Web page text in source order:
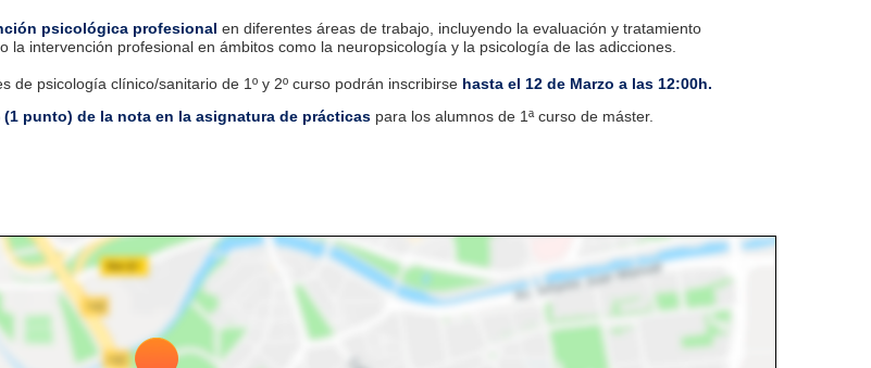
psicológica profesional en diferentes áreas de trabajo, incluyendo la evaluación y tratamiento
intervención profesional en ámbitos como la neuropsicología y la psicología de las adicciones.
psicología clínico/sanitario de 1º y 2º curso podrán inscribirse hasta el 12 de Marzo a las 12:00h.
(1 punto) de la nota en la asignatura de prácticas para los alumnos de 1ª curso de máster.